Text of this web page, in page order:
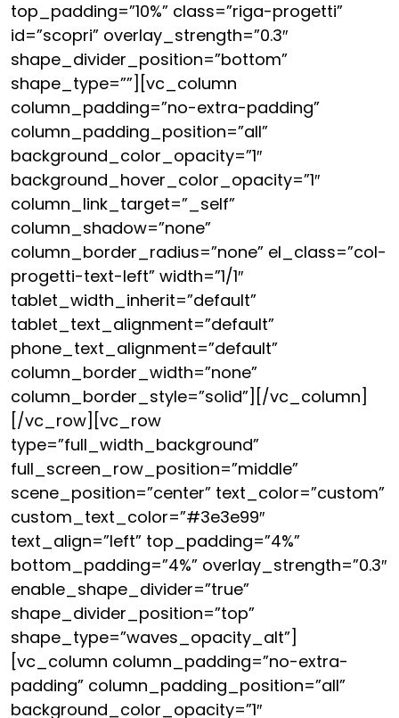
top_padding=”10%” class=”riga-progetti”
id=”scopri” overlay_strength=”0.3″
shape_divider_position=”bottom”
shape_type=””][vc_column
column_padding=”no-extra-padding”
column_padding_position=”all”
background_color_opacity=”1″
background_hover_color_opacity=”1″
column_link_target=”_self”
column_shadow=”none”
column_border_radius=”none” el_class=”col-
progetti-text-left” width=”1/1″
tablet_width_inherit=”default”
tablet_text_alignment=”default”
phone_text_alignment=”default”
column_border_width=”none”
column_border_style=”solid”][/vc_column]
[/vc_row][vc_row
type=”full_width_background”
full_screen_row_position=”middle”
scene_position=”center” text_color=”custom”
custom_text_color=”#3e3e99″
text_align=”left” top_padding=”4%”
bottom_padding=”4%” overlay_strength=”0.3″
enable_shape_divider=”true”
shape_divider_position=”top”
shape_type=”waves_opacity_alt”]
[vc_column column_padding=”no-extra-
padding” column_padding_position=”all”
background_color_opacity=”1″